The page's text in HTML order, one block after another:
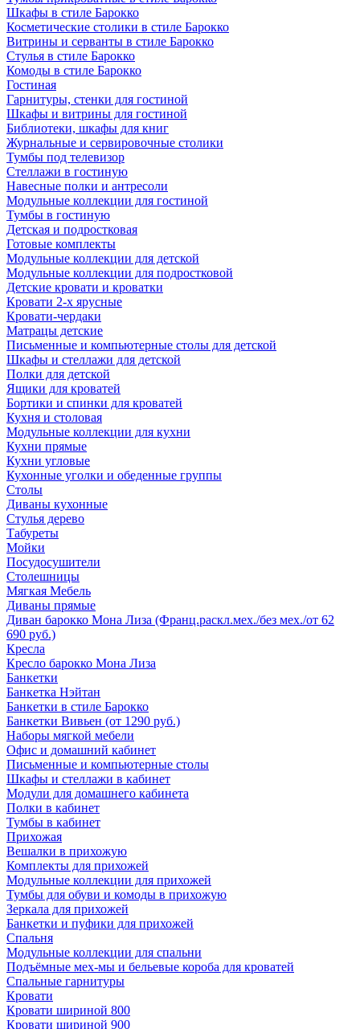
Шкафы в стиле Барокко
Косметические столики в стиле Барокко
Витрины и серванты в стиле Барокко
Стулья в стиле Барокко
Комоды в стиле Барокко
Гостиная
Гарнитуры, стенки для гостиной
Шкафы и витрины для гостиной
Библиотеки, шкафы для книг
Журнальные и сервировочные столики
Тумбы под телевизор
Стеллажи в гостиную
Навесные полки и антресоли
Модульные коллекции для гостиной
Тумбы в гостиную
Детская и подростковая
Готовые комплекты
Модульные коллекции для детской
Модульные коллекции для подростковой
Детские кровати и кроватки
Кровати 2-х ярусные
Кровати-чердаки
Матрацы детские
Письменные и компьютерные столы для детской
Шкафы и стеллажи для детской
Полки для детской
Ящики для кроватей
Бортики и спинки для кроватей
Кухня и столовая
Модульные коллекции для кухни
Кухни прямые
Кухни угловые
Кухонные уголки и обеденные группы
Столы
Диваны кухонные
Стулья дерево
Табуреты
Мойки
Посудосушители
Столешницы
Мягкая Мебель
Диваны прямые
Диван барокко Мона Лиза (Франц.раскл.мех./без мех./от 62
690 руб.)
Кресла
Кресло барокко Мона Лиза
Банкетки
Банкетка Нэйтан
Банкетки в стиле Барокко
Банкетки Вивьен (от 1290 руб.)
Наборы мягкой мебели
Офис и домашний кабинет
Письменные и компьютерные столы
Шкафы и стеллажи в кабинет
Модули для домашнего кабинета
Полки в кабинет
Тумбы в кабинет
Прихожая
Вешалки в прихожую
Комплекты для прихожей
Модульные коллекции для прихожей
Тумбы для обуви и комоды в прихожую
Зеркала для прихожей
Банкетки и пуфики для прихожей
Спальня
Модульные коллекции для спальни
Подъёмные мех-мы и бельевые короба для кроватей
Спальные гарнитуры
Кровати
Кровати шириной 800
Кровати шириной 900